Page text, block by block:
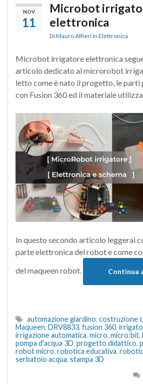
NOV
11
Microbot
elettronica
DiMauro Alfieri in Elettronica
Microbot irrigatore elettronica
articolo dedicato al microrobot
letto come è nato il progetto, le
con Fusion 360 ed il materiale
In questo secondo articolo leggerai
parte elettronica del robot e come
del maqueen robot.
Continua
automazione giardino, costruzione
Maqueen, DRV8833, fusion 360,
irrigazione automatica, micro, micro:bit,
pompa d'acqua 3D, progetto didattico,
robot micro, robotica educativa,
serbatoio acqua, stampa 3D